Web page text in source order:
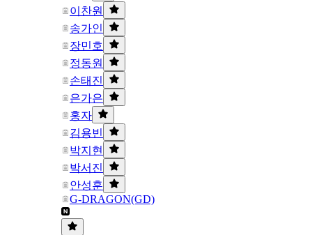
이찬원
송가인
장민호
정동원
손태진
은가은
홍자
김용빈
박지현
박서진
안성훈
G-DRAGON(GD)